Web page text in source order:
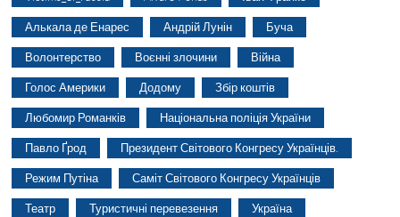
Алькала де Енарес Андрій Лунін Буча
Волонтерство Воєнні злочини Війна
Голос Америки Додому Збір коштів
Любомир Романків Національна поліція України
Павло Ґрод Президент Світового Конгресу Українців.
Режим Путіна Саміт Світового Конгресу Українців
Театр Туристичні перевезення Україна